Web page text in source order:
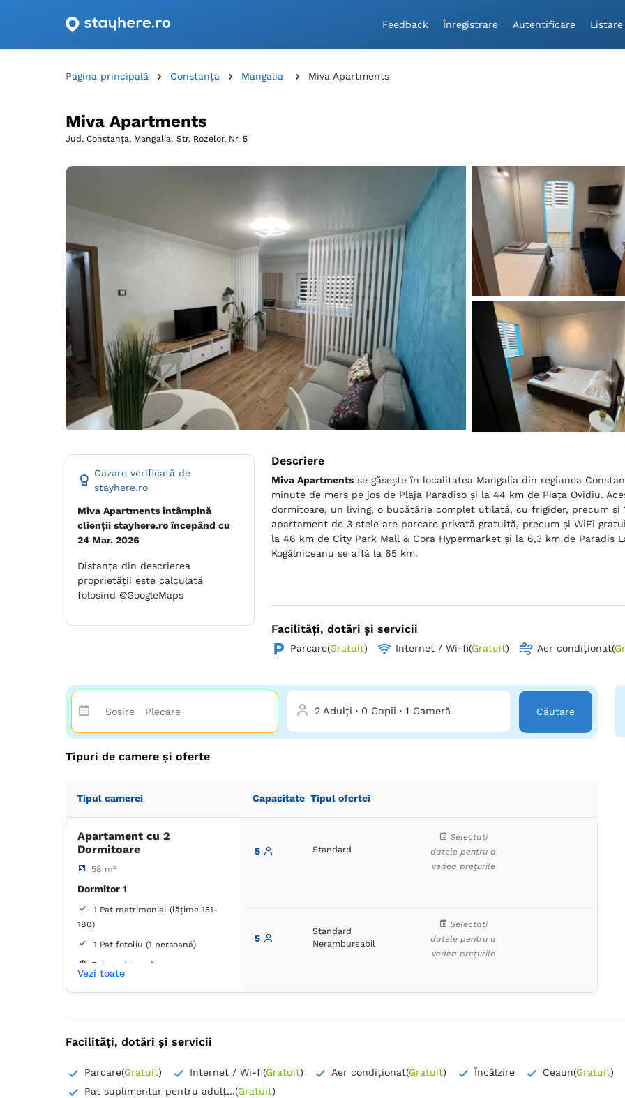
Feedback
Înregistrare Autentificare
Pagina principală Constanța Mangalia Miva Apartments
Miva Apartments
Jud. Constanța, Mangalia, Str. Rozelor, Nr. 5
Cazare verificată de
stayhere.ro
Miva Apartments întâmpină
clienții stayhere.ro începând cu
24 Mar. 2026
Distanța din descrierea
proprietății este calculată
folosind ©GoogleMaps
Descriere
Miva Apartments se găsește în localitatea Mangalia din regiunea
minute de mers pe jos de Plaja Paradiso și la 44 km de Piaţa Ovidiu.
dormitoare, un living, o bucătărie complet utilată, cu frigider, precum
apartament de 3 stele are parcare privată gratuită, precum și WiFi
la 46 km de City Park Mall & Cora Hypermarket și la 6,3 km de Paradis
Kogălniceanu se află la 65 km.
Facilități, dotări și servicii
Parcare(Gratuit) Internet / Wi-fi(Gratuit) Aer condiționat(
2 Adulți· 0 Copii ·1 Cameră Căutare
Tipuri de camere și oferte
Tipul camerei Capacitate Tipul ofertei
Apartament cu 2
Dormitoare
58 m²
Dormitor 1
1 Pat matrimonial (lățime 151-
180)
1 Pat fotoliu (1 persoană)
Balcon / terasă
130 cm, nu se poate uni)
1 Pat fotoliu (1 persoană)
Vezi toate
5 Standard
Selectați
datele pentru a
vedea prețurile
5
Standard
Nerambursabil
Selectați
datele pentru a
vedea prețurile
Facilități, dotări și servicii
Parcare(Gratuit) Internet / Wi-fi(Gratuit) Aer condiționat(Gratuit) Încălzire Ceaun(Gratuit)
Pat suplimentar pentru adulț...(Gratuit)